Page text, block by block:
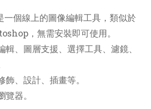
個線上的圖像編輯工具，類似於
，無需安裝即可使用。
輯、圖層支援、選擇工具、濾鏡、
飾、設計、插畫等。
器。